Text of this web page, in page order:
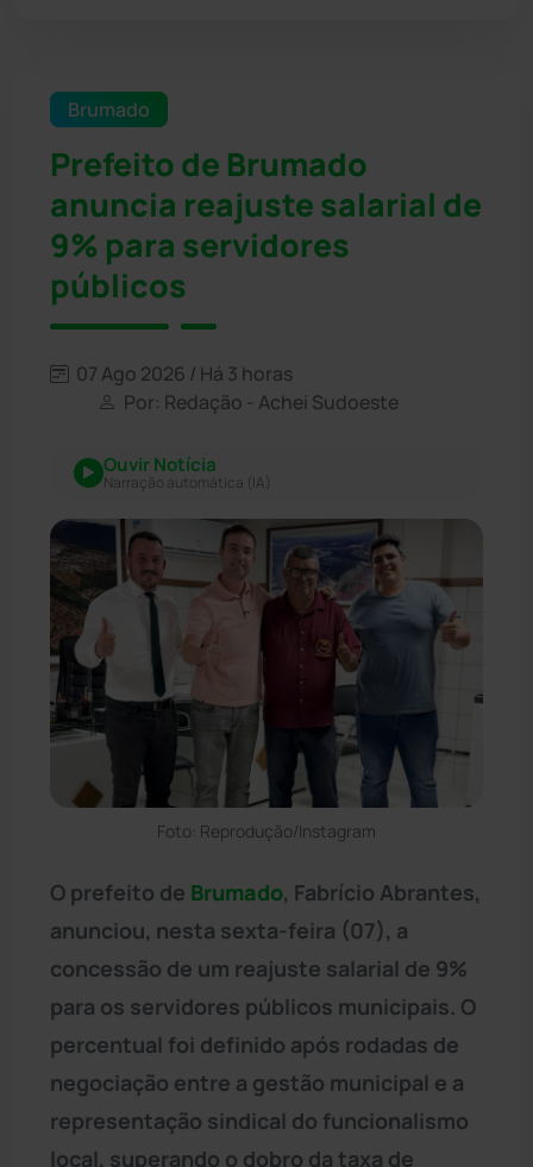
Brumado
Prefeito de Brumado
anuncia reajuste salarial de
9% para servidores
públicos
07 Ago 2026 / Há 3 horas
Por: Redação - Achei Sudoeste
Ouvir Notícia
Narração automática (IA)
Foto: Reprodução/Instagram
O prefeito de Brumado, Fabrício Abrantes,
anunciou, nesta sexta-feira (07), a
concessão de um reajuste salarial de 9%
para os servidores públicos municipais. O
percentual foi definido após rodadas de
negociação entre a gestão municipal e a
representação sindical do funcionalismo
local, superando o dobro da taxa de